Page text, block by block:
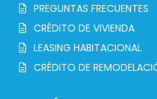
PREGUNTAS FRECUENTES
CRÉDITO DE VIVIENDA
LEASING HABITACIONAL
CRÉDITO DE